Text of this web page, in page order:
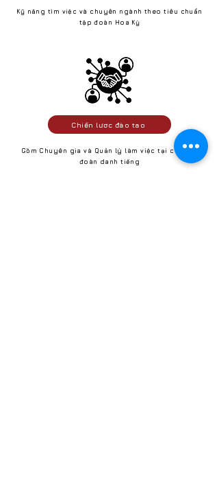
Kỹ năng tìm việc và chuyên ngành theo tiêu chuẩn
tập đoàn Hoa Kỳ
Chiến lược đào tạo
Gồm Chuyên gia và Quản lý làm việc tại các tập
đoàn danh tiếng